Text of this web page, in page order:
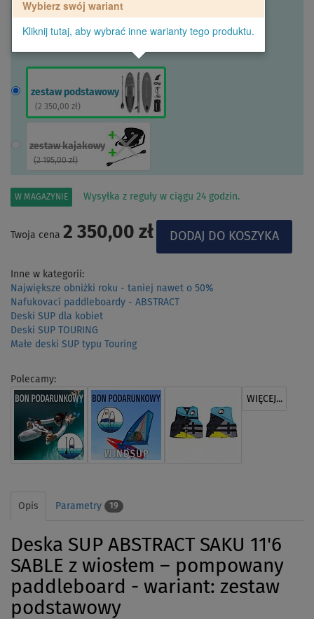
Wybierz swój wariant
Kliknij tutaj, aby wybrać inne warianty tego produktu.
zestaw podstawowy
( 2 350,00 zł)
zestaw kajakowy
(2 195,00 zł)
W MAGAZYNIE Wysyłka z reguły w ciągu 24 godzin.
Twoja cena 2 350,00 zł
Inne w kategorii:
Największe obniżki roku - taniej nawet o 50%
Nafukovací paddleboardy - ABSTRACT
Deski SUP dla kobiet
Deski SUP TOURING
Małe deski SUP typu Touring
Polecamy:
WIĘCEJ...
Opis Parametry 19
Deska SUP ABSTRACT SAKU 11'6
SABLE z wiosłem – pompowany
paddleboard - wariant: zestaw
podstawowy